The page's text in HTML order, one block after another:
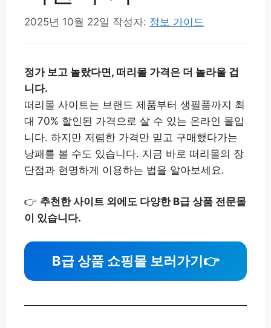
2025년 10월 22일 작성자: 정보 가이드
정가 보고 놀랐다면, 떠리몰 가격은 더 놀라울 겁
니다.
떠리몰 사이트는 브랜드 제품부터 생필품까지 최
대 70% 할인된 가격으로 살 수 있는 온라인 몰입
니다. 하지만 저렴한 가격만 믿고 구매했다가는
낭패를 볼 수도 있습니다. 지금 바로 떠리몰의 장
단점과 현명하게 이용하는 법을 알아보세요.
👉 추천한 사이트 외에도 다양한 B급 상품 전문몰
이 있습니다.
B급 상품 쇼핑몰 보러가기👉